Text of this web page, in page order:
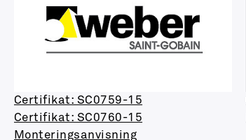
Certifikat: SC0759-15
Certifikat: SC0760-15
Monteringsanvisning